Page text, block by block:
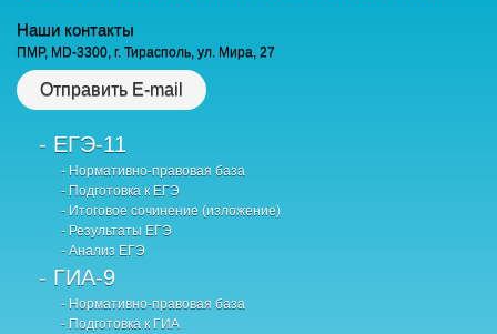
Наши контакты
ПМР, MD-3300, г. Тирасполь, ул. Мира, 27
Отправить E-mail
- ЕГЭ-11
- Нормативно-правовая база
- Подготовка к ЕГЭ
- Итоговое сочинение (изложение)
- Результаты ЕГЭ
- Анализ ЕГЭ
- ГИА-9
- Нормативно-правовая база
- Подготовка к ГИА